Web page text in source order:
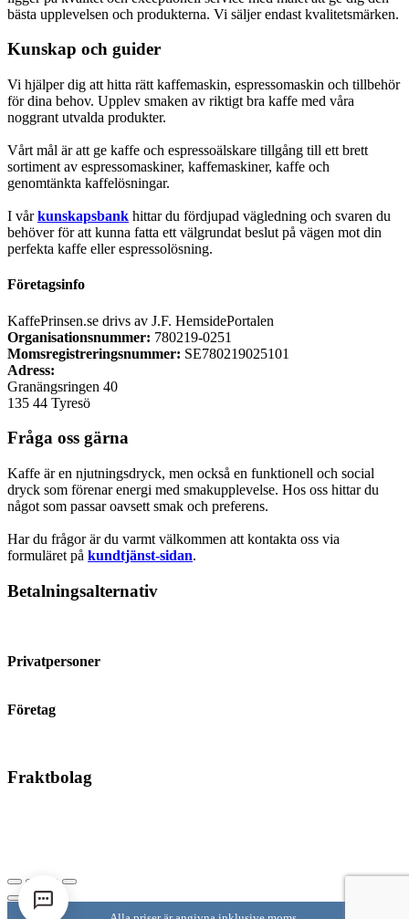
bästa upplevelsen och produkterna. Vi säljer endast kvalitetsmärken.
Kunskap och guider
Vi hjälper dig att hitta rätt kaffemaskin, espressomaskin och tillbehör
för dina behov. Upplev smaken av riktigt bra kaffe med våra
noggrant utvalda produkter.
Vårt mål är att ge kaffe och espressoälskare tillgång till ett brett
sortiment av espressomaskiner, kaffemaskiner, kaffe och
genomtänkta kaffelösningar.
I vårkunskapsbank hittar du fördjupad vägledning och svaren du
behöver för att kunna fatta ett välgrundat beslut på vägen mot din
perfekta kaffe eller espressolösning.
Företagsinfo
KaffePrinsen.se drivs av J.F. HemsidePortalen
Organisationsnummer: 780219-0251
Momsregistreringsnummer: SE780219025101
Adress:
Granängsringen 40
135 44 Tyresö
Fråga oss gärna
Kaffe är en njutningsdryck, men också en funktionell och social
dryck som förenar energi med smakupplevelse. Hos oss hittar du
något som passar oavsett smak och preferens.
Har du frågor är du varmt välkommen att kontakta oss via
formuläret på kundtjänst-sidan.
Betalningsalternativ
Privatpersoner
Företag
Fraktbolag